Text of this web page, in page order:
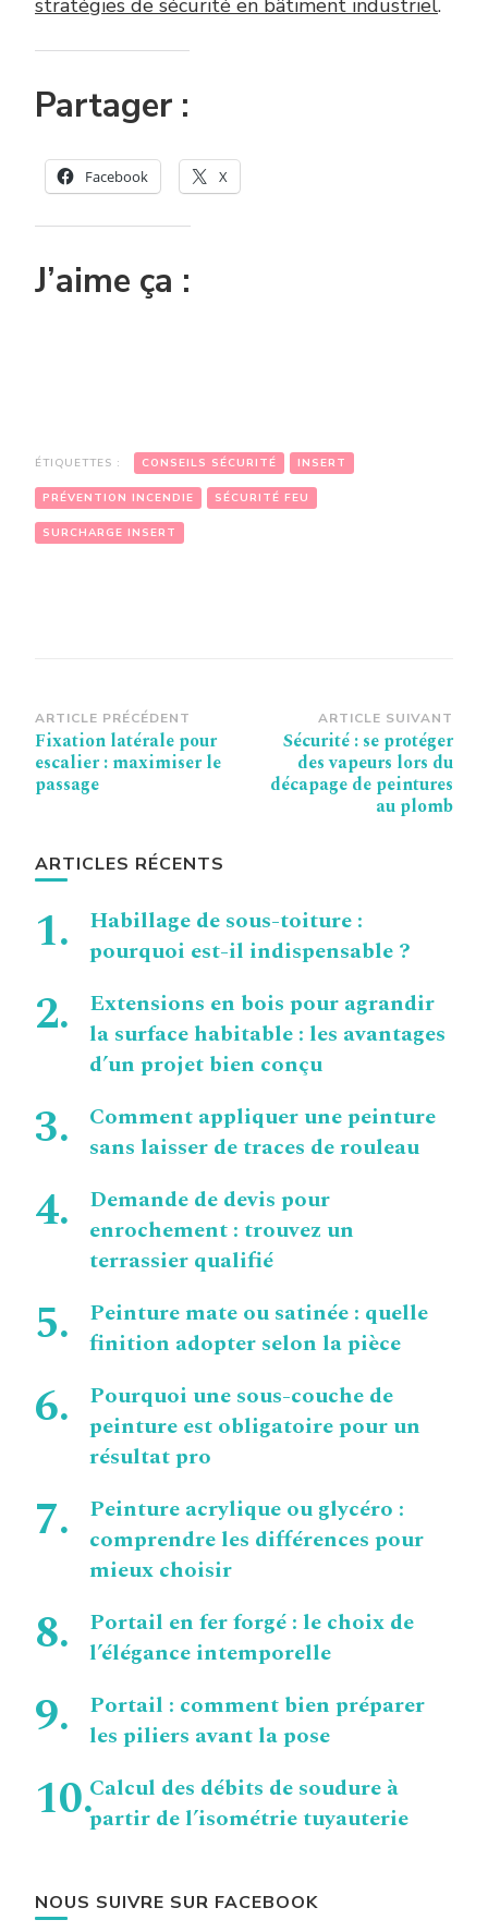
Partager :
Facebook X
J’aime ça :
ÉTIQUETTES : CONSEILS SÉCURITÉ INSERT
PRÉVENTION INCENDIE SÉCURITÉ FEU
SURCHARGE INSERT
Navigation
d’article
ARTICLE PRÉCÉDENT
Fixation latérale pour
escalier : maximiser le
passage
ARTICLE SUIVANT
Sécurité : se protéger
des vapeurs lors du
décapage de peintures
au plomb
ARTICLES RÉCENTS
Habillage de sous-toiture :
pourquoi est-il indispensable ?
Extensions en bois pour agrandir
la surface habitable : les avantages
d’un projet bien conçu
Comment appliquer une peinture
sans laisser de traces de rouleau
Demande de devis pour
enrochement : trouvez un
terrassier qualifié
Peinture mate ou satinée : quelle
finition adopter selon la pièce
Pourquoi une sous-couche de
peinture est obligatoire pour un
résultat pro
Peinture acrylique ou glycéro :
comprendre les différences pour
mieux choisir
Portail en fer forgé : le choix de
l’élégance intemporelle
Portail : comment bien préparer
les piliers avant la pose
Calcul des débits de soudure à
partir de l’isométrie tuyauterie
NOUS SUIVRE SUR FACEBOOK